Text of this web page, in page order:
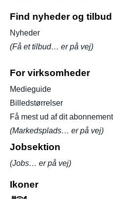
Find nyheder og tilbud
Nyheder
(Få et tilbud… er på vej)
For virksomheder
Medieguide
Billedstørrelser
Få mest ud af dit abonnement
(Markedsplads… er på vej)
Jobsektion
(Jobs… er på vej)
Ikoner